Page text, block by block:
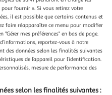
fournir ». Si vous retirez votre
il est possible que certains contenus et
faire réapparaître ce menu pour modifier
mes préférences" en bas de page.
reportez-vous à notre
des données selon les finalités suivantes
de l’appareil pour l’identification.
mesure de performance des
selon les finalités suivantes :